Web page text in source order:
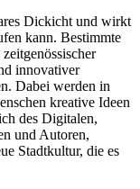
Dickicht und wirkt
kann. Bestimmte
innovativer
Dabei werden in
kreative Ideen
des Digitalen,
und Autoren,
Stadtkultur, die es